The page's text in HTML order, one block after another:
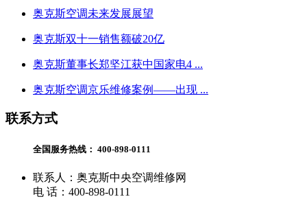
奥克斯空调未来发展展望
奥克斯双十一销售额破20亿
奥克斯董事长郑坚江获中国家电4 ...
奥克斯空调京乐维修案例——出现 ...
联系方式
全国服务热线： 400-898-0111
联系人：奥克斯中央空调维修网
电 话：400-898-0111